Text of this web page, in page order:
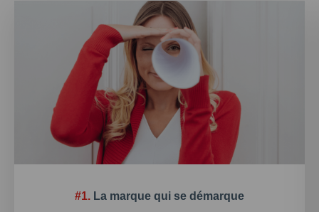
#1. La marque qui se démarque